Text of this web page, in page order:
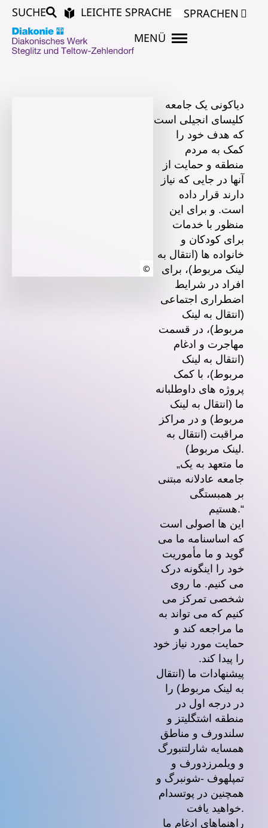
SUCHE LEICHTE SPRACHE
SPRACHEN
MENÜ
دیاکونی یک جامعه
کلیسای انجیلی است
که هدف خود را
کمک به مردم
منطقه و حمایت از
آنها در جایی که نیاز
دارند قرار داده
است. و برای این
منظور با خدمات
برای کودکان و
خانواده ها (انتقال به
لینک مربوط)، برای
افراد در شرایط
اضطراری اجتماعی
(انتقال به لینک
مربوط)، در قسمت
مهاجرت و ادغام
(انتقال به لینک
مربوط)، با کمک
پروژه های داوطلبانه
ما (انتقال به لینک
مربوط) و در مراکز
مراقبت (انتقال به
لینک مربوط).
„ما متعهد به یک
جامعه عادلانه مبتنی
بر همبستگی
هستیم.“
این ها اصولی است
که اساسنامه ما می
گوید و ما مأموریت
خود را اینگونه درک
می کنیم. ما روی
شخصی تمرکز می
کنیم که می تواند به
ما مراجعه کند و
حمایت مورد نیاز خود
را پیدا کند.
پیشنهادات ما (انتقال
به لینک مربوط) را
در درجه اول در
منطقه اشتگلیتز و
سلندورف و مناطق
همسایه شارلتنبورگ
و ویلمرزدورف و
تمپلهوف -شونبرگ و
همچنین در پوتسدام
خواهید یافت.
راهنماهای ادغام ما
©